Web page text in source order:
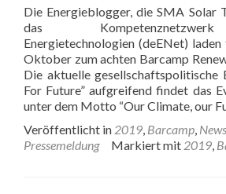
Die Energieblogger, die SMA Solar
das
Energietechnologien (deENet)
Oktober zum achten Barcamp
Die aktuelle gesellschaftspolitische
For Future” aufgreifend findet das
unter dem Motto “Our Climate, our
Veröffentlicht in 2019, Barcamp, News
Pressemeldung
Markiert mit 2019,